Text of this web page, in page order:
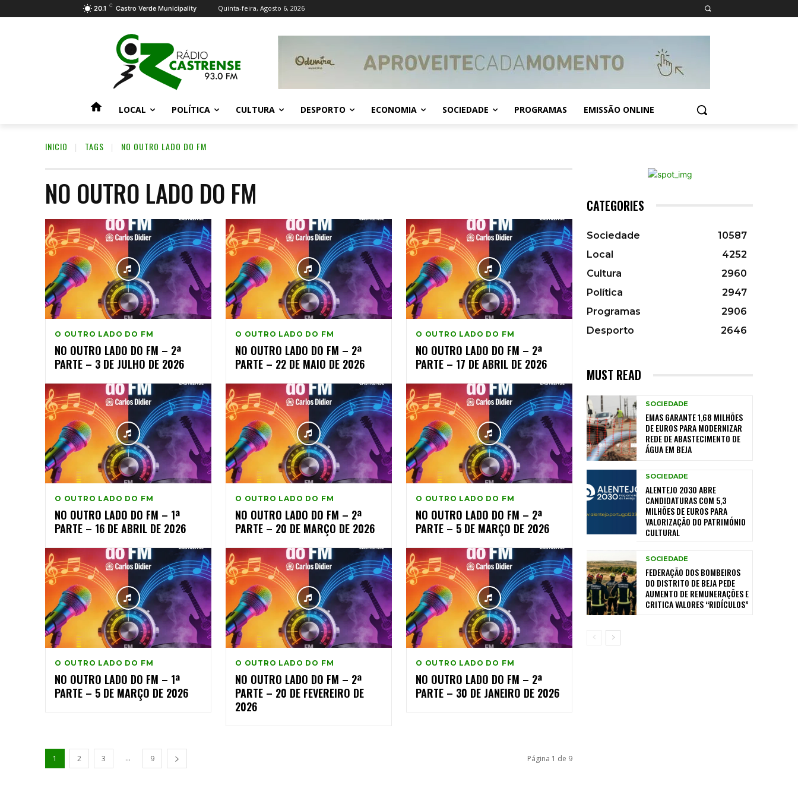
20.1 C Castro Verde Municipality Quinta-feira, Agosto 6, 2026
LOCAL POLÍTICA CULTURA DESPORTO ECONOMIA SOCIEDADE PROGRAMAS EMISSÃO ONLINE
INICIO TAGS NO OUTRO LADO DO FM
NO OUTRO LADO DO FM
O OUTRO LADO DO FM
NO OUTRO LADO DO FM – 2ª
PARTE – 3 DE JULHO DE 2026
O OUTRO LADO DO FM
NO OUTRO LADO DO FM – 2ª
PARTE – 22 DE MAIO DE 2026
O OUTRO LADO DO FM
NO OUTRO LADO DO FM – 2ª
PARTE – 17 DE ABRIL DE 2026
O OUTRO LADO DO FM
NO OUTRO LADO DO FM – 1ª
PARTE – 16 DE ABRIL DE 2026
O OUTRO LADO DO FM
NO OUTRO LADO DO FM – 2ª
PARTE – 20 DE MARÇO DE 2026
O OUTRO LADO DO FM
NO OUTRO LADO DO FM – 2ª
PARTE – 5 DE MARÇO DE 2026
O OUTRO LADO DO FM
NO OUTRO LADO DO FM – 1ª
PARTE – 5 DE MARÇO DE 2026
O OUTRO LADO DO FM
NO OUTRO LADO DO FM – 2ª
PARTE – 20 DE FEVEREIRO DE
2026
O OUTRO LADO DO FM
NO OUTRO LADO DO FM – 2ª
PARTE – 30 DE JANEIRO DE 2026
1 2 3 ... 9 Página 1 de 9
CATEGORIES
Sociedade
10587
Local
4252
Cultura
2960
Política
2947
Programas
2906
Desporto
2646
MUST READ
SOCIEDADE
EMAS GARANTE 1,68 MILHÕES
DE EUROS PARA MODERNIZAR
REDE DE ABASTECIMENTO DE
ÁGUA EM BEJA
SOCIEDADE
ALENTEJO 2030 ABRE
CANDIDATURAS COM 5,3
MILHÕES DE EUROS PARA
VALORIZAÇÃO DO PATRIMÓNIO
CULTURAL
SOCIEDADE
FEDERAÇÃO DOS BOMBEIROS
DO DISTRITO DE BEJA PEDE
AUMENTO DE REMUNERAÇÕES E
CRITICA VALORES “RIDÍCULOS”